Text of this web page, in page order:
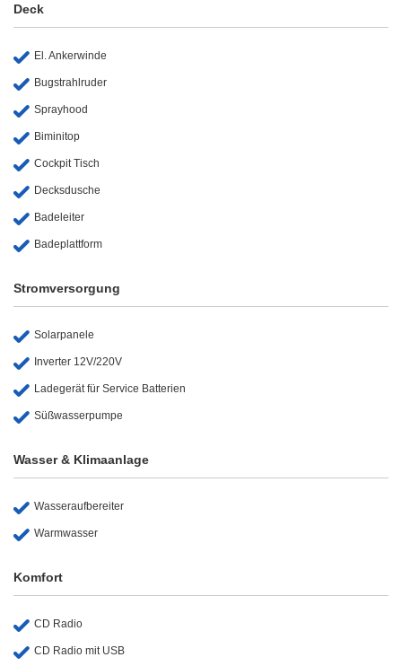
Deck
El. Ankerwinde
Bugstrahlruder
Sprayhood
Biminitop
Cockpit Tisch
Decksdusche
Badeleiter
Badeplattform
Stromversorgung
Solarpanele
Inverter 12V/220V
Ladegerät für Service Batterien
Süßwasserpumpe
Wasser & Klimaanlage
Wasseraufbereiter
Warmwasser
Komfort
CD Radio
CD Radio mit USB